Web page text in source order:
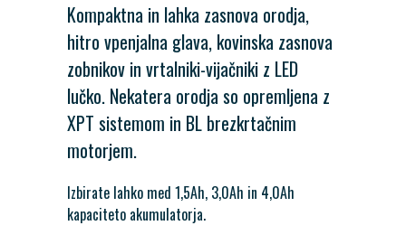
Kompaktna in lahka zasnova orodja,
hitro vpenjalna glava, kovinska zasnova
zobnikov in vrtalniki-vijačniki z LED
lučko. Nekatera orodja so opremljena z
XPT sistemom in BL brezkrtačnim
motorjem.
Izbirate lahko med 1,5Ah, 3,0Ah in 4,0Ah
kapaciteto akumulatorja.